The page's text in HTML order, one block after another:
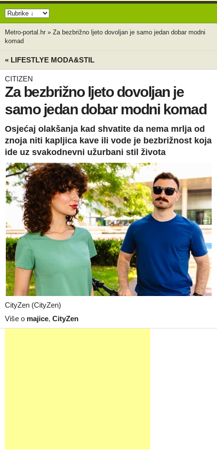
Metro-portal.hr » Za bezbrižno ljeto dovoljan je samo jedan dobar modni
komad
« LIFESTLYE MODA&STIL
CITIZEN
Za bezbrižno ljeto dovoljan je
samo jedan dobar modni komad
Osjećaj olakšanja kad shvatite da nema mrlja od
znoja niti kapljica kave ili vode je bezbrižnost koja
ide uz svakodnevni užurbani stil života
CityZen (CityZen)
Više o majice, CityZen